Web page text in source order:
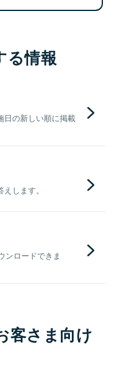
る情報
日の新しい順に掲載
します。
ンロードできま
客さま向け